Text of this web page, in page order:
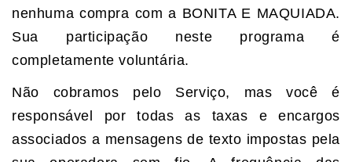
nenhuma compra com a BONITA E MAQUIADA.
Sua participação neste programa é
completamente voluntária.
Não cobramos pelo Serviço, mas você é
responsável por todas as taxas e encargos
associados a mensagens de texto impostas pela